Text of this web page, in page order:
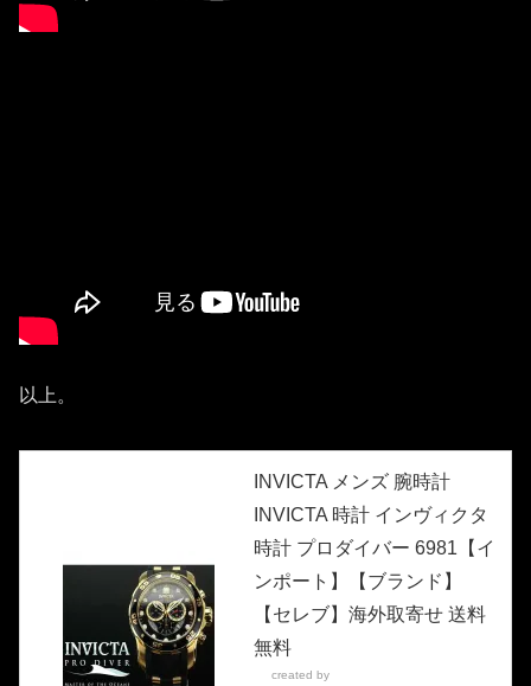
以上。
INVICTA メンズ 腕時計
INVICTA 時計 インヴィクタ
時計 プロダイバー 6981【イ
ンポート】【ブランド】
【セレブ】海外取寄せ 送料
無料
created by